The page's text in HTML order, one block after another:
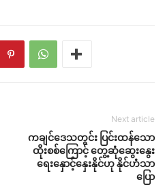
Next article
ကချင်ဒေသတွင်း ပြင်းထန်သော
ထိုးစစ်ကြောင့် တွေ့ဆုံဆွေးနွေး
ရေးနှောင့်နှေးနိုင်ဟု နိုင်ဟံသာ
ပြော